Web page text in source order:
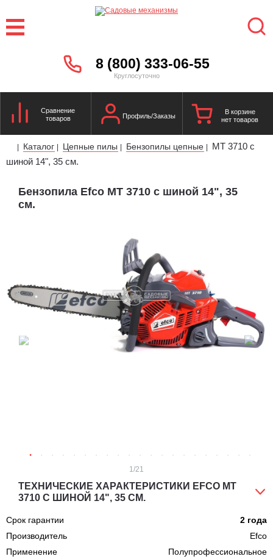
8 (800) 333-06-55
Круглосуточно
Сравнение
товаров
Профиль/Заказы
В корзине
нет товаров
| Каталог | Цепные пилы | Бензопилы цепные |
MT 3710 с
шиной 14", 35 см.
Бензопила Efco MT 3710 с шиной 14", 35
см.
1 /21
ТЕХНИЧЕСКИЕ ХАРАКТЕРИСТИКИ EFCO MT
3710 С ШИНОЙ 14", 35 СМ.
Срок гарантии
2 года
Производитель
Efco
Применение
Полупрофессиональное